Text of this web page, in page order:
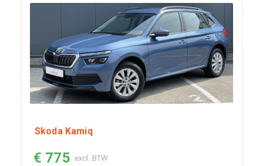
Skoda Kamiq
€ 775 excl. BTW